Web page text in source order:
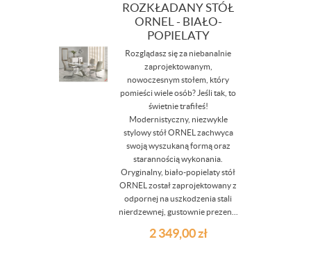
ROZKŁADANY STÓŁ
ORNEL - BIAŁO-
POPIELATY
Rozglądasz się za niebanalnie
zaprojektowanym,
nowoczesnym stołem, który
pomieści wiele osób? Jeśli tak, to
świetnie trafiłeś!
Modernistyczny, niezwykle
stylowy stół ORNEL zachwyca
swoją wyszukaną formą oraz
starannością wykonania.
Oryginalny, biało-popielaty stół
ORNEL został zaprojektowany z
odpornej na uszkodzenia stali
nierdzewnej, gustownie prezen...
2 349,00zł